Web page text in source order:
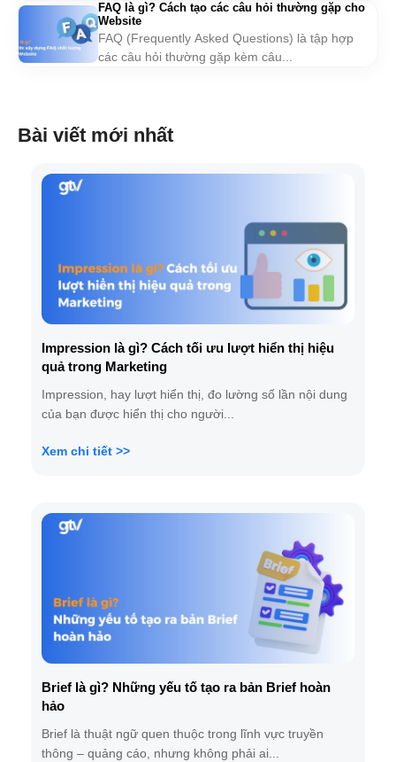
FAQ là gì? Cách tạo các câu hỏi thường gặp cho
Website
FAQ (Frequently Asked Questions) là tập hợp
các câu hỏi thường gặp kèm câu...
Bài viết mới nhất
Impression là gì? Cách tối ưu lượt hiển thị hiệu
quả trong Marketing
Impression, hay lượt hiển thị, đo lường số lần nội dung
của bạn được hiển thị cho người...
Xem chi tiết >>
Brief là gì? Những yếu tố tạo ra bản Brief hoàn
hảo
Brief là thuật ngữ quen thuộc trong lĩnh vực truyền
thông – quảng cáo, nhưng không phải ai...